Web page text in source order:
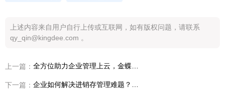
上述内容来自用户自行上传或互联网，如有版权问题，请联系
qy_qin@kingdee.com 。
上一篇：
下一篇：